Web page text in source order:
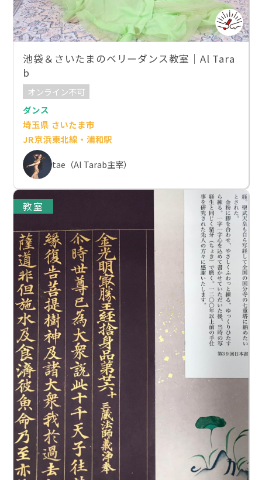
池袋＆さいたまのベリーダンス教室｜Al Tara
b
オンライン不可
ダンス
埼玉県 さいたま市
JR京浜東北線・浦和駅
tae（Al Tarab主宰）
教室